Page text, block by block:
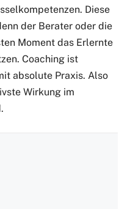
Diese
der Berater oder die
Moment das Erlernte
Coaching ist
absolute Praxis. Also
Wirkung im